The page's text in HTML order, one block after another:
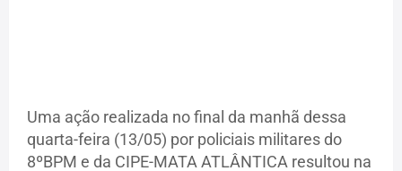
Uma ação realizada no final da manhã dessa
quarta-feira (13/05) por policiais militares do
8ºBPM e da CIPE-MATA ATLÂNTICA resultou na